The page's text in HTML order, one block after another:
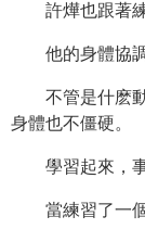
許燁也跟著
他的身體協
不管是什麽
身體也不僵硬。
學習起來，
當練習了一